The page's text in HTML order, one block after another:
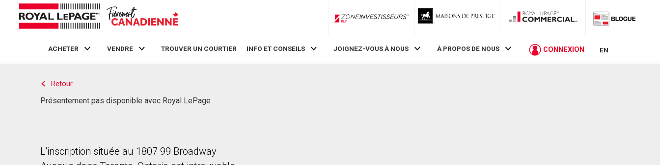
ZoneInvestisseurs RLP
ACHETER VENDRE TROUVER UN COURTIER INFO ET CONSEILS JOIGNEZ-VOUS À NOUS À PROPOS DE NOUS CONNEXION EN
Retour
Présentement pas disponible avec Royal LePage
L'inscription située au 1807 99 Broadway